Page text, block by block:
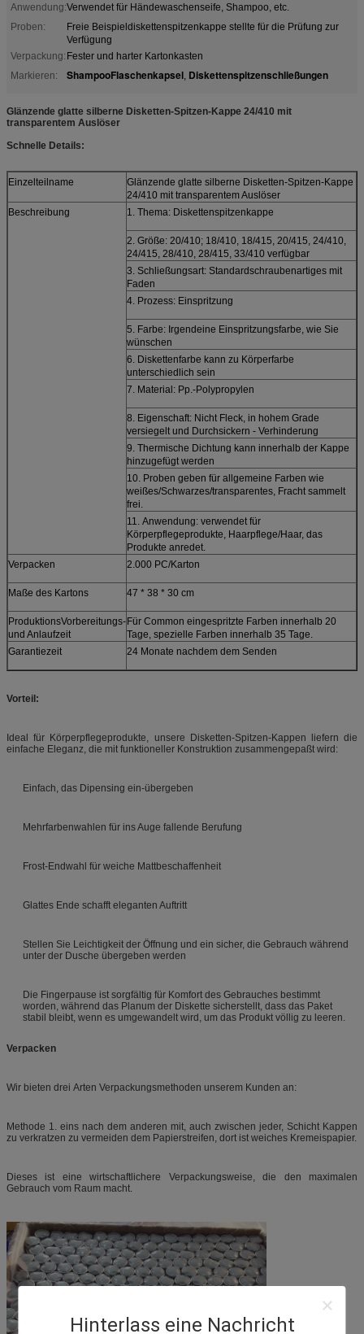
Hinterlass eine Nachricht
Anwendung:Verwendet für Händewaschenseife, Shampoo, etc.
Proben:
Freie Beispieldiskettenspitzenkappe stellte für die Prüfung zur
Verfügung
Verpackung: Fester und harter Kartonkasten
Markieren:
ShampooFlaschenkapsel, Diskettenspitzenschließungen
Glänzende glatte silberne Disketten-Spitzen-Kappe 24/410 mit
transparentem Auslöser
Schnelle Details:
Einzelteilname
Glänzende glatte silberne Disketten-Spitzen-Kappe
24/410 mit transparentem Auslöser
Beschreibung
1. Thema: Diskettenspitzenkappe
2. Größe: 20/410; 18/410, 18/415, 20/415, 24/410,
24/415, 28/410, 28/415, 33/410 verfügbar
3. Schließungsart: Standardschraubenartiges mit
Faden
4. Prozess: Einspritzung
5. Farbe: Irgendeine Einspritzungsfarbe, wie Sie
wünschen
6. Diskettenfarbe kann zu Körperfarbe
unterschiedlich sein
7. Material: Pp.-Polypropylen
8. Eigenschaft: Nicht Fleck, in hohem Grade
versiegelt und Durchsickern - Verhinderung
9. Thermische Dichtung kann innerhalb der Kappe
hinzugefügt werden
10. Proben geben für allgemeine Farben wie
weißes/Schwarzes/transparentes, Fracht sammelt
frei.
11. Anwendung: verwendetfür
Körperpflegeprodukte, Haarpflege/Haar, das
Produkte anredet.
Verpacken
2.000 PC/Karton
Maße des Kartons 47 * 38 * 30 cm
ProduktionsVorbereitungs-
und Anlaufzeit
Für Common eingespritzte Farben innerhalb 20
Tage, spezielle Farben innerhalb 35 Tage.
Garantiezeit
24 Monate nachdem dem Senden
Vorteil:
Ideal für Körperpflegeprodukte, unsere Disketten-Spitzen-Kappen liefern die
einfache Eleganz, die mit funktioneller Konstruktion zusammengepaßt wird:
Einfach, das Dipensing ein-übergeben
Mehrfarbenwahlen für ins Auge fallende Berufung
Frost-Endwahl für weiche Mattbeschaffenheit
Glattes Ende schafft eleganten Auftritt
Stellen Sie Leichtigkeit der Öffnung und ein sicher, die Gebrauch während
unter der Dusche übergeben werden
Die Fingerpause ist sorgfältig für Komfort des Gebrauches bestimmt
worden, während das Planum der Diskette sicherstellt, dass das Paket
stabil bleibt, wenn es umgewandelt wird, um das Produkt völlig zu leeren.
Verpacken
Wir bieten drei Arten Verpackungsmethoden unserem Kunden an:
Methode 1. eins nach dem anderen mit, auch zwischen jeder, Schicht Kappen
zu verkratzen zu vermeiden dem Papierstreifen, dort ist weiches Kremeispapier.
Dieses ist eine wirtschaftlichere Verpackungsweise, die den maximalen
Gebrauch vom Raum macht.